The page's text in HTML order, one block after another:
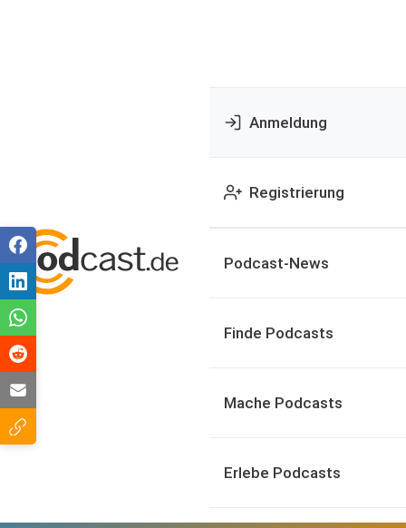
Anmeldung
Registrierung
Podcast-News
Finde Podcasts
Mache Podcasts
Erlebe Podcasts